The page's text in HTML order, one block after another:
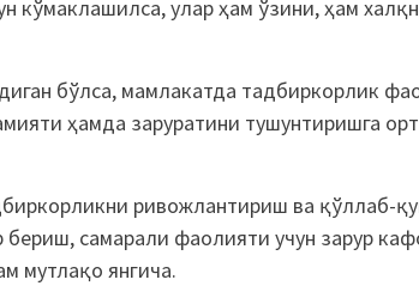
кўмаклашилса, улар ҳам ўзини, ҳам
бўлса, мамлакатда тадбиркорлик
ҳамда заруратини тушунтиришга
ривожлантириш ва қўллаб-
самарали фаолияти учун зарур
мутлақо янгича.